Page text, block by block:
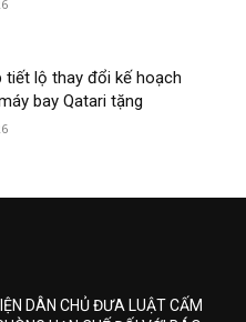
tiết lộ thay đổi kế hoạch
bay Qatari tặng
DÂN CHỦ ĐƯA LUẬT CẤM